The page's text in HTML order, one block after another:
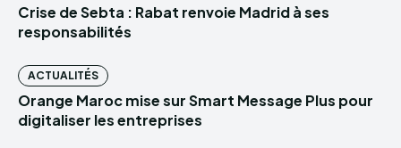
Crise de Sebta : Rabat renvoie Madrid à ses
responsabilités
ACTUALITÉS
Orange Maroc mise sur Smart Message Plus pour
digitaliser les entreprises